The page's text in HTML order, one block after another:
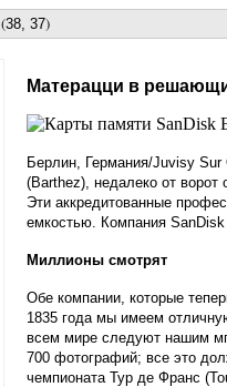
(38, 37)
Матерацци в
Берлин, Германия/Juvisy
(Barthez), недалеко от ворот
Эти аккредитованные
емкостью. Компания
Миллионы смотрят
Обе компании, которые
1835 года мы имеем
всем мире следуют нашим
700 фотографий; все это
чемпионата Тур де Франс